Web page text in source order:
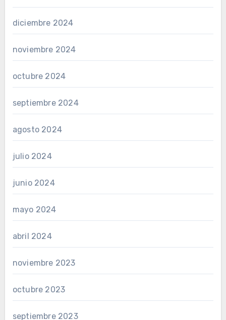
diciembre 2024
noviembre 2024
octubre 2024
septiembre 2024
agosto 2024
julio 2024
junio 2024
mayo 2024
abril 2024
noviembre 2023
octubre 2023
septiembre 2023